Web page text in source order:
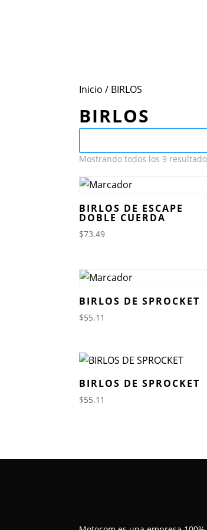
Inicio / BIRLOS
BIRLOS
Mostrando todos los 9
BIRLOS DE ESCAPE
DOBLE CUERDA
$73.49
BIRLOS DE SPROCKET
$55.11
BIRLOS DE SPROCKET
$55.11